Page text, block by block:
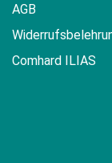
AGB
Comhard ILIAS